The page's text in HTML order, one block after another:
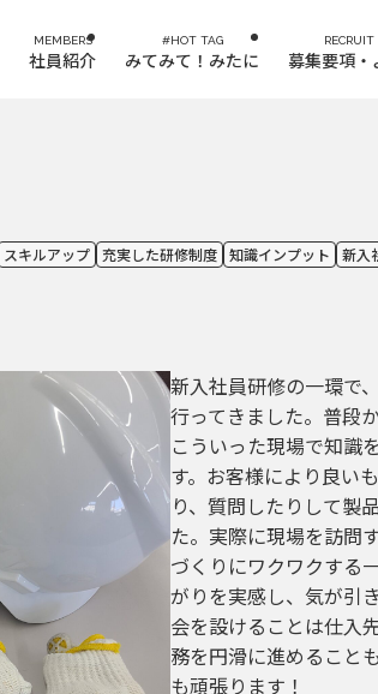
MEMBERS
社員紹介
#HOT TAG
みてみて！みたに 募集要項・
スキルアップ 充実した研修制度 知識インプット 新入
新入社員研修の一環で
行ってきました。普段
こういった現場で知識
す。お客様により良い
り、質問したりして製
た。実際に現場を訪問
づくりにワクワクする
がりを実感し、気が引
会を設けることは仕入
務を円滑に進めること
も頑張ります！